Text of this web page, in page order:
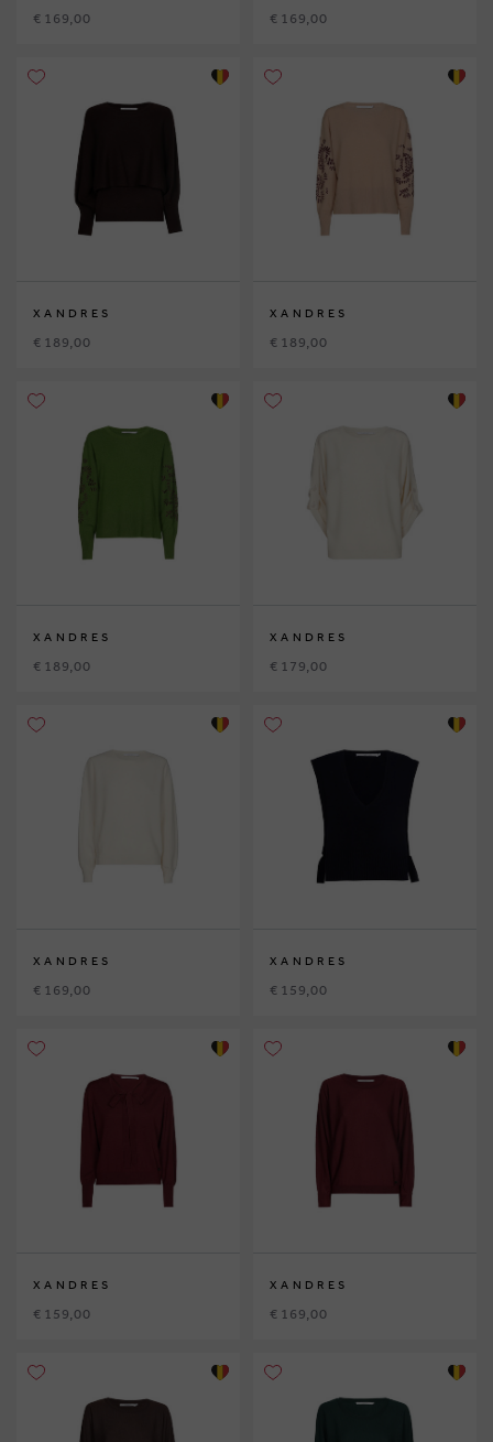
€ 169,00 € 169,00
XANDRES
€ 189,00
XANDRES
€ 189,00
XANDRES
€ 189,00
XANDRES
€ 179,00
XANDRES
€ 169,00
XANDRES
€ 159,00
XANDRES
€ 159,00
XANDRES
€ 169,00